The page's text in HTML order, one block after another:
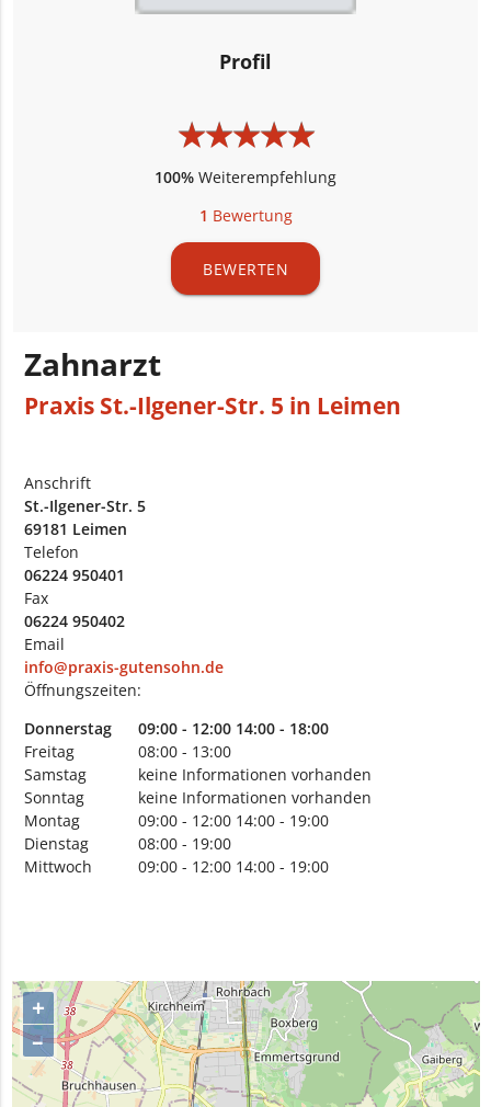
Profil
★★★★★
★★★★★
100% Weiterempfehlung
1 Bewertung
BEWERTEN
Zahnarzt
Praxis St.-Ilgener-Str. 5 in Leimen
Anschrift
St.-Ilgener-Str. 5
69181 Leimen
Telefon
06224 950401
Fax
06224 950402
Email
info@praxis-gutensohn.de
Öffnungszeiten:
Donnerstag
09:00 - 12:00 14:00 - 18:00
Freitag
08:00 - 13:00
Samstag
keine Informationen vorhanden
Sonntag
keine Informationen vorhanden
Montag
09:00 - 12:00 14:00 - 19:00
Dienstag
08:00 - 19:00
Mittwoch
09:00 - 12:00 14:00 - 19:00
+
–